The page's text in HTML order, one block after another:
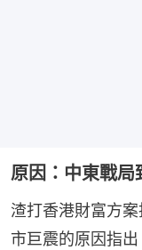
原因：中東戰
渣打香港財富方
市巨震的原因指